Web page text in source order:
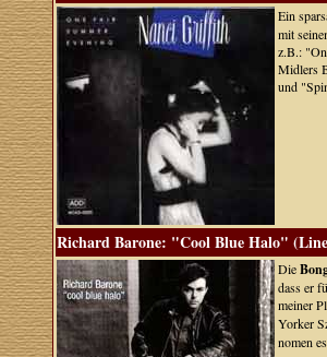
Ein
mit
z.B.:
Midlers
und
Richard Barone: "Cool Blue Halo"
Die
dass er
meiner
Yorker
nomen